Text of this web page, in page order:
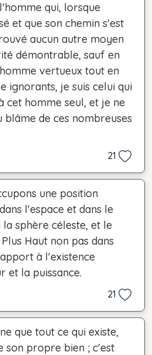
qui, lorsque
et que son chemin s'est
aucun autre moyen
démontrable, sauf en
vertueux tout en
ignorants, je suis celui qui
cet homme seul, et je ne
blâme de ces nombreuses
21
une position
l'espace et dans le
sphère céleste, et le
Haut non pas dans
à l'existence
et la puissance.
21
que tout ce qui existe,
son propre bien ; c'est